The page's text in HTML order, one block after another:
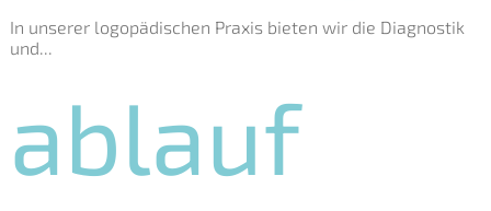
In unserer logopädischen Praxis bieten wir die Diagnostik
und...
ablauf